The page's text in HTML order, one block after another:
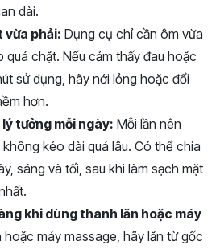
dài.
vừa phải: Dụng cụ chỉ cần ôm vừa
chặt. Nếu cảm thấy đau hoặc
sử dụng, hãy nới lỏng hoặc đổi
hơn.
tưởng mỗi ngày: Mỗi lần nên
không kéo dài quá lâu. Có thể chia
sáng và tối, sau khi làm sạch mặt
khi dùng thanh lăn hoặc máy
hoặc máy massage, hãy lăn từ gốc